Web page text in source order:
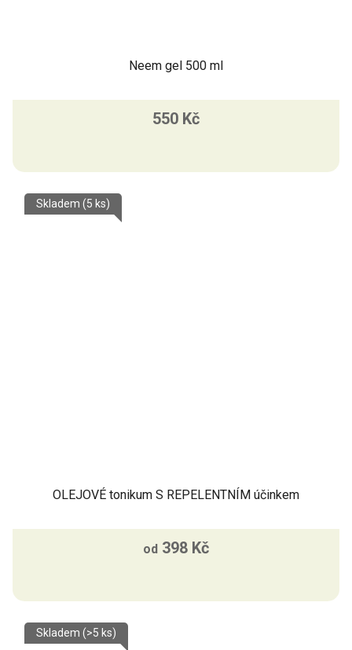
Neem gel 500 ml
550 Kč
OLEJOVÉ tonikum S REPELENTNÍM účinkem
Skladem (5 ks)
od 398 Kč
Skladem (>5 ks)